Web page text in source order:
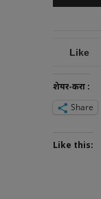
Like
शेयर-करा :
Share
Like this: